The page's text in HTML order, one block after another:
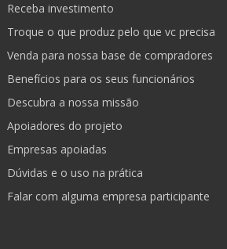
Receba investimento
Troque o que produz pelo que vc precisa
Venda para nossa base de compradores
Benefícios para os seus funcionários
Descubra a nossa missão
Apoiadores do projeto
Empresas apoiadas
Dúvidas e o uso na prática
Falar com alguma empresa participante